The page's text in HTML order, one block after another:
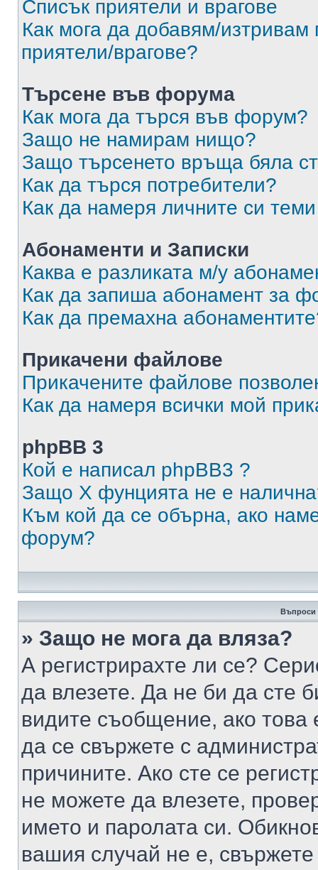
Списък приятели и врагове
Как мога да добавям/изтривам
приятели/врагове?
Търсене във форума
Как мога да търся във форум?
Защо не намирам нищо?
Защо търсенето връща бяла
Как да търся потребители?
Как да намеря личните си
Абонаменти и Записки
Каква е разликата м/у
Как да запиша абонамент за
Как да премахна
Прикачени файлове
Прикачените файлове
Как да намеря всички мой
phpBB 3
Кой е написал phpBB3 ?
Защо X фунцията не е
Към кой да се обърна, ако
форум?
Въпроси
» Защо не мога да вляза?
А регистрирахте ли се?
да влезете. Да не би да сте
видите съобщение, ако това
да се свържете с
причините. Ако сте се
не можете да влезете,
името и паролата си.
вашия случай не е,